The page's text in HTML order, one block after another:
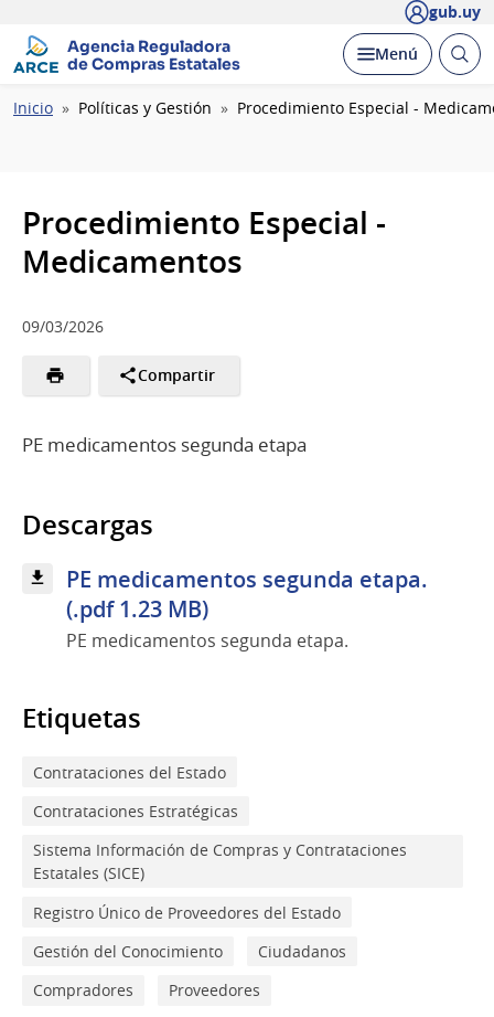
gub.uy
Agencia Reguladora
de Compras Estatales
Desplegar
Menú Abrir
Ruta
Inicio Políticas y Gestión Procedimiento Especial -
Procedimiento Especial -
Medicamentos
09/03/2026
Compartir
PE medicamentos segunda etapa
Descargas
PE medicamentos segunda etapa.
(.pdf 1.23 MB)
PE medicamentos segunda etapa.
Etiquetas
Contrataciones del Estado
Contrataciones Estratégicas
Sistema Información de Compras y Contrataciones
Estatales (SICE)
Registro Único de Proveedores del Estado
Gestión del Conocimiento
Ciudadanos
Compradores
Proveedores